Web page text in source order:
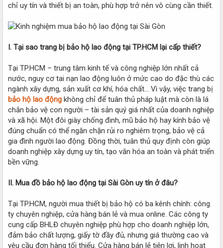
chỉ uy tín và thiết bị an toàn, phù hợp trở nên vô cùng cần thiết.
I. Tại sao trang bị bảo hộ lao động tại TP.HCM lại cấp thiết?
Tại TP.HCM – trung tâm kinh tế và công nghiệp lớn nhất cả
nước, nguy cơ tai nạn lao động luôn ở mức cao do đặc thù các
ngành xây dựng, sản xuất cơ khí, hóa chất… Vì vậy, việc trang bị
bảo hộ lao động không chỉ để tuân thủ pháp luật mà còn là lá
chắn bảo vệ con người – tài sản quý giá nhất của doanh nghiệp
và xã hội. Một đôi giày chống đinh, mũ bảo hộ hay kính bảo vệ
đúng chuẩn có thể ngăn chặn rủi ro nghiêm trọng, bảo vệ cả
gia đình người lao động. Đồng thời, tuân thủ quy định còn giúp
doanh nghiệp xây dựng uy tín, tạo văn hóa an toàn và phát triển
bền vững.
II. Mua đồ bảo hộ lao động tại Sài Gòn uy tín ở đâu?
Tại TP.HCM, người mua thiết bị bảo hộ có ba kênh chính: công
ty chuyên nghiệp, cửa hàng bán lẻ và mua online. Các công ty
cung cấp BHLĐ chuyên nghiệp phù hợp cho doanh nghiệp lớn,
đảm bảo chất lượng, giấy tờ đầy đủ, nhưng giá thường cao và
yêu cầu đơn hàng tối thiểu. Cửa hàng bán lẻ tiện lợi, linh hoạt